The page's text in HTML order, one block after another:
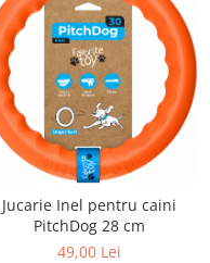
Jucarie Inel pentru caini
PitchDog 28 cm
49,00 Lei